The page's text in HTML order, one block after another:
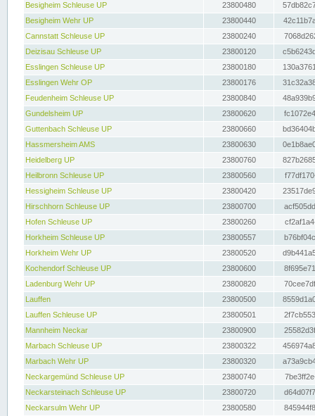
Besigheim Schleuse UP
23800480
Besigheim Wehr UP
23800440
Cannstatt Schleuse UP
23800240
Deizisau Schleuse UP
23800120
Esslingen Schleuse UP
23800180
Esslingen Wehr OP
23800176
Feudenheim Schleuse UP
23800840
Gundelsheim UP
23800620
Guttenbach Schleuse UP
23800660
Hassmersheim AMS
23800630
Heidelberg UP
23800760
Heilbronn Schleuse UP
23800560
Hessigheim Schleuse UP
23800420
Hirschhorn Schleuse UP
23800700
Hofen Schleuse UP
23800260
Horkheim Schleuse UP
23800557
Horkheim Wehr UP
23800520
Kochendorf Schleuse UP
23800600
Ladenburg Wehr UP
23800820
Lauffen
23800500
Lauffen Schleuse UP
23800501
Mannheim Neckar
23800900
Marbach Schleuse UP
23800322
Marbach Wehr UP
23800320
Neckargemünd Schleuse UP
23800740
Neckarsteinach Schleuse UP
23800720
Neckarsulm Wehr UP
23800580